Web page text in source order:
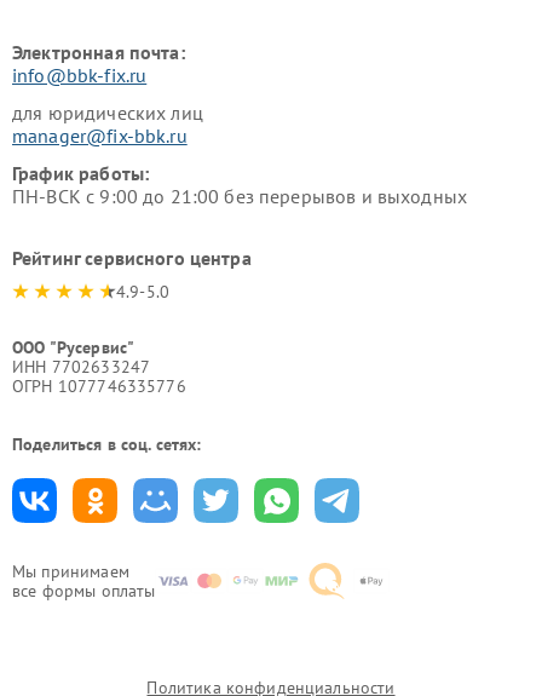
Мы принимаем
все формы оплаты
Электронная почта:
info@bbk-fix.ru
для юридических лиц
manager@fix-bbk.ru
График работы:
ПН-ВСК с 9:00 до 21:00 без перерывов и выходных
Рейтинг сервисного центра
4.9-5.0
ООО "Русервис"
ИНН 7702633247
ОГРН 1077746335776
Поделиться в соц. сетях:
Политика конфиденциальности